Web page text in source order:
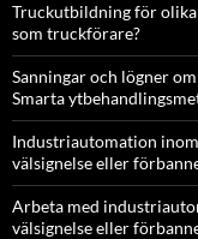
Truckutbildning för
som truckförare?
Sanningar och lögner
Smarta
Industriautomation
välsignelse eller
Arbeta med
välsignelse eller